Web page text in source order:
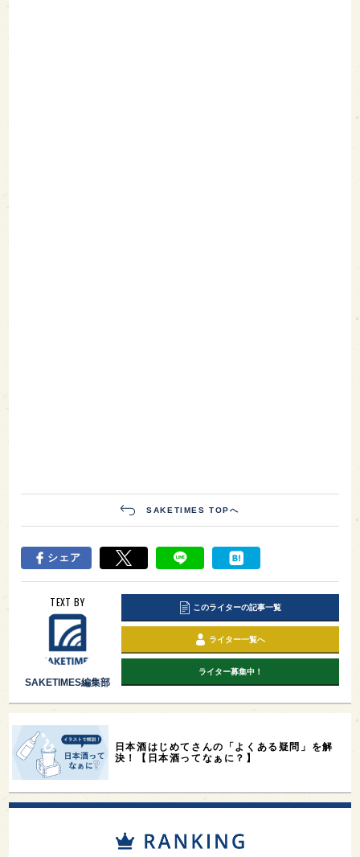
SAKETIMES TOPへ
シェア
TEXT BY
SAKETIMES編集部
このライターの記事一覧
ライター一覧へ
ライター募集中！
日本酒はじめてさんの「よくある疑問」を解
決！【日本酒ってなぁに？】